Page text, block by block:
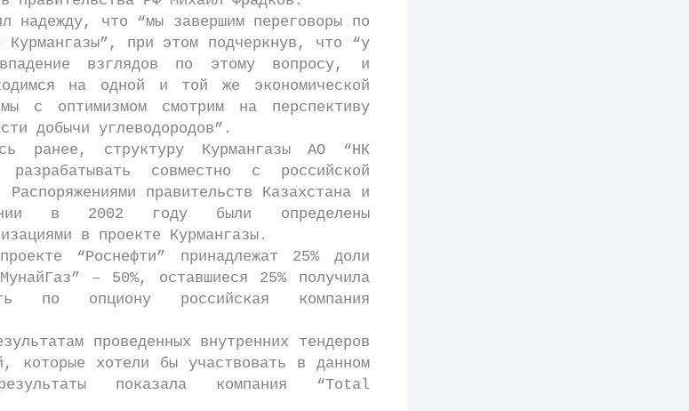
что “мы завершим переговоры по
Курмангазы”, при этом подчеркнув, что “у
взглядов по этому вопросу, и
на одной и той же экономической
с оптимизмом смотрим на перспективу
добычи углеводородов”.
структуру Курмангазы АО “НК
разрабатывать совместно с российской
Распоряжениями правительств Казахстана и
в 2002 году были определены
в проекте Курмангазы.
“Роснефти” принадлежат 25% доли
– 50%, оставшиеся 25% получила
по опциону российская компания
проведенных внутренних тендеров
которые хотели бы участвовать в данном
показала компания “Total